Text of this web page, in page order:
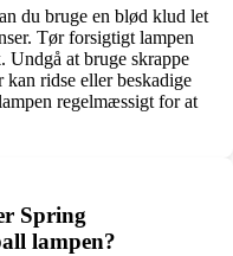
du bruge en blød klud let
Tør forsigtigt lampen
at bruge skrappe
ridse eller beskadige
regelmæssigt for at
Spring
lampen?